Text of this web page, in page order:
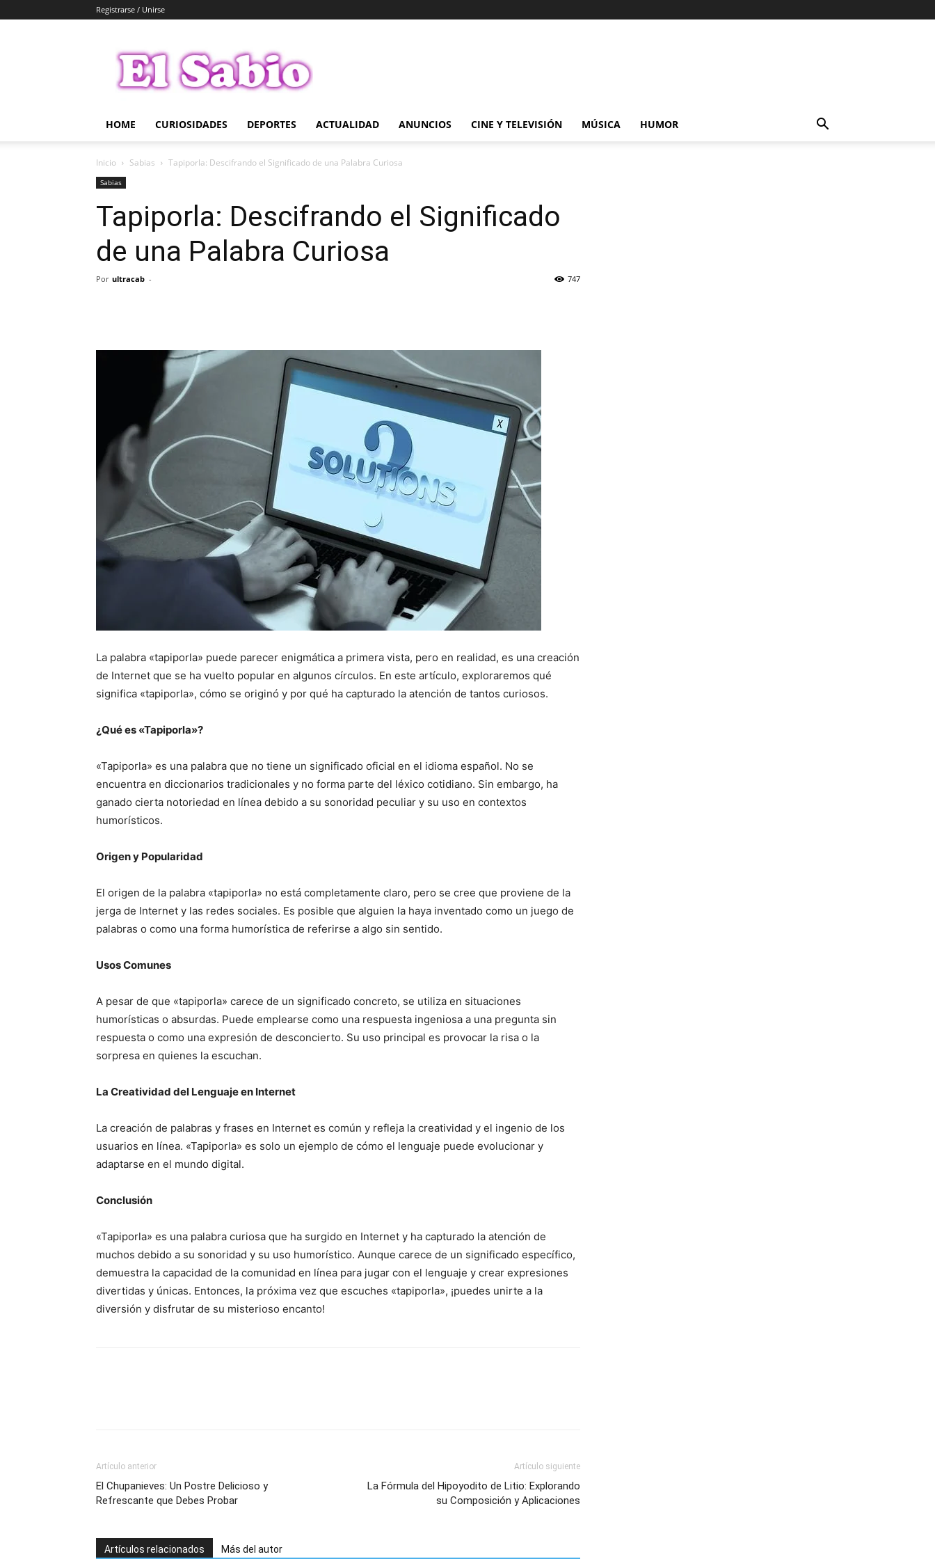
Registrarse / Unirse
Sabio
HOME CURIOSIDADES DEPORTES ACTUALIDAD ANUNCIOS CINE Y TELEVISIÓN MÚSICA HUMOR
Inicio Sabias Tapiporla: Descifrando el Significado de una Palabra Curiosa
Sabias
Tapiporla: Descifrando el Significado
de una Palabra Curiosa
Por ultracab - 747
La palabra «tapiporla» puede parecer enigmática a primera vista, pero en realidad, es una creación
de Internet que se ha vuelto popular en algunos círculos. En este artículo, exploraremos qué
significa «tapiporla», cómo se originó y por qué ha capturado la atención de tantos curiosos.
¿Qué es «Tapiporla»?
«Tapiporla» es una palabra que no tiene un significado oficial en el idioma español. No se
encuentra en diccionarios tradicionales y no forma parte del léxico cotidiano. Sin embargo, ha
ganado cierta notoriedad en línea debido a su sonoridad peculiar y su uso en contextos
humorísticos.
Origen y Popularidad
El origen de la palabra «tapiporla» no está completamente claro, pero se cree que proviene de la
jerga de Internet y las redes sociales. Es posible que alguien la haya inventado como un juego de
palabras o como una forma humorística de referirse a algo sin sentido.
Usos Comunes
A pesar de que «tapiporla» carece de un significado concreto, se utiliza en situaciones
humorísticas o absurdas. Puede emplearse como una respuesta ingeniosa a una pregunta sin
respuesta o como una expresión de desconcierto. Su uso principal es provocar la risa o la
sorpresa en quienes la escuchan.
La Creatividad del Lenguaje en Internet
La creación de palabras y frases en Internet es común y refleja la creatividad y el ingenio de los
usuarios en línea. «Tapiporla» es solo un ejemplo de cómo el lenguaje puede evolucionar y
adaptarse en el mundo digital.
Conclusión
«Tapiporla» es una palabra curiosa que ha surgido en Internet y ha capturado la atención de
muchos debido a su sonoridad y su uso humorístico. Aunque carece de un significado específico,
demuestra la capacidad de la comunidad en línea para jugar con el lenguaje y crear expresiones
divertidas y únicas. Entonces, la próxima vez que escuches «tapiporla», ¡puedes unirte a la
diversión y disfrutar de su misterioso encanto!
Artículo anterior
El Chupanieves: Un Postre Delicioso y
Refrescante que Debes Probar
Artículo siguiente
La Fórmula del Hipoyodito de Litio: Explorando
su Composición y Aplicaciones
Artículos relacionados Más del autor